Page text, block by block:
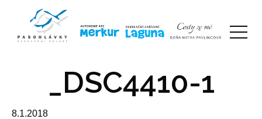
_DSC4410-1
8.1.2018